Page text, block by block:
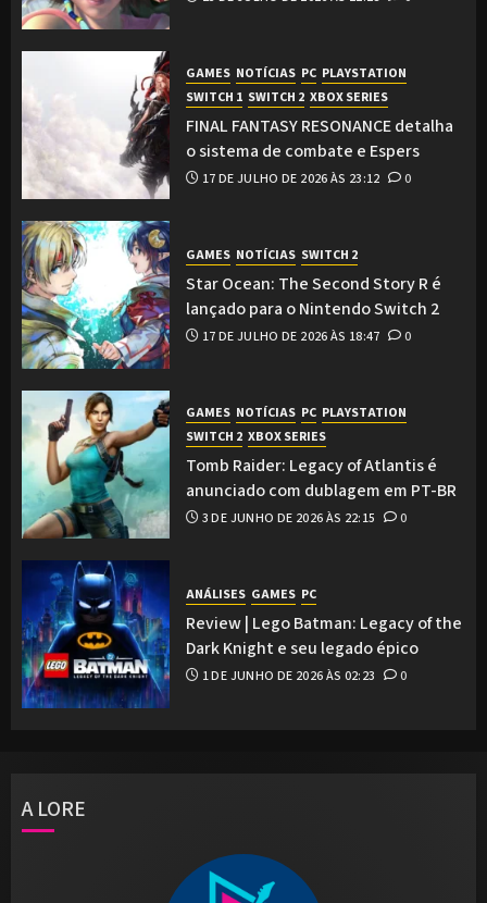
GAMES NOTÍCIAS PC PLAYSTATION
SWITCH 1 SWITCH 2 XBOX SERIES
FINAL FANTASY RESONANCE detalha
o sistema de combate e Espers
17 DE JULHO DE 2026 ÀS 23:12 0
GAMES NOTÍCIAS SWITCH 2
Star Ocean: The Second Story R é
lançado para o Nintendo Switch 2
17 DE JULHO DE 2026 ÀS 18:47 0
GAMES NOTÍCIAS PC PLAYSTATION
SWITCH 2 XBOX SERIES
Tomb Raider: Legacy of Atlantis é
anunciado com dublagem em PT-BR
3 DE JUNHO DE 2026 ÀS 22:15 0
ANÁLISES GAMES PC
Review | Lego Batman: Legacy of the
Dark Knight e seu legado épico
1 DE JUNHO DE 2026 ÀS 02:23 0
A LORE